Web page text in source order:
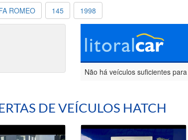
ROMEO 145 1998
Não há veículos suficientes
DE VEÍCULOS HATCH